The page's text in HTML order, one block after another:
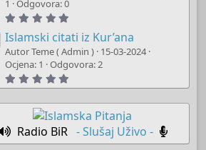
s
)
1
Odgovora: 0
0
0
s
t
(
s
Islamski citati iz Kur’ana
Autor Teme ( Admin ) 15-03-2024
Ocjena: 1
Odgovora: 2
.
0
s
t
r
Radio BiR - Slušaj Uživo -